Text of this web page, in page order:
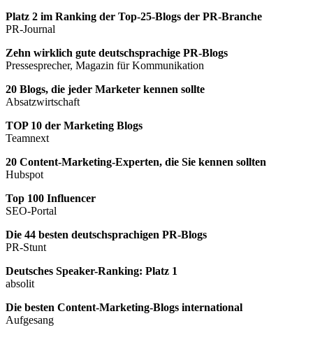
Platz 2 im Ranking der Top-25-Blogs der PR-Branche
PR-Journal
Zehn wirklich gute deutschsprachige PR-Blogs
Pressesprecher, Magazin für Kommunikation
20 Blogs, die jeder Marketer kennen sollte
Absatzwirtschaft
TOP 10 der Marketing Blogs
Teamnext
20 Content-Marketing-Experten, die Sie kennen sollten
Hubspot
Top 100 Influencer
SEO-Portal
Die 44 besten deutschsprachigen PR-Blogs
PR-Stunt
Deutsches Speaker-Ranking: Platz 1
absolit
Die besten Content-Marketing-Blogs international
Aufgesang